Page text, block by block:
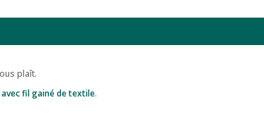
plaît.
fil gainé de textile.